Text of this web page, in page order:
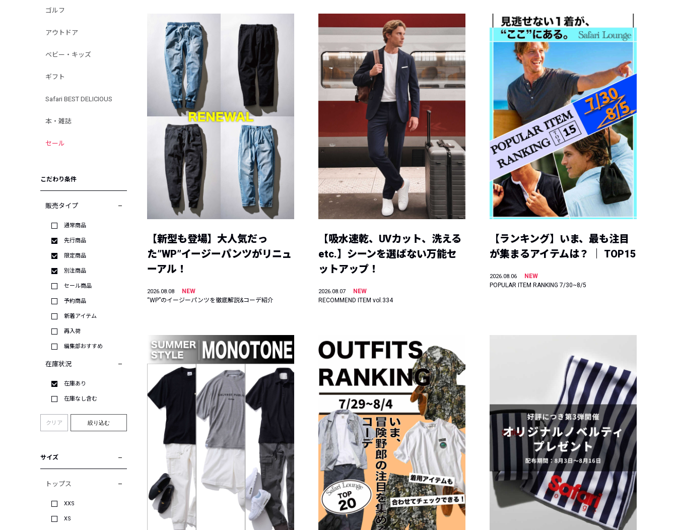
ゴルフ
アウトドア
ベビー・キッズ
ギフト
Safari BEST DELICIOUS
本・雑誌
セール
こだわり条件
販売タイプ
通常商品
先行商品
限定商品
別注商品
セール商品
予約商品
新着アイテム
再入荷
編集部おすすめ
在庫状況
在庫あり
在庫なし含む
クリア 絞り込む
サイズ
トップス
XXS
XS
【新型も登場】大人気だっ
た”WP”イージーパンツがリニュ
ーアル！
2026.08.08
NEW
“WP”のイージーパンツを徹底解説&コーデ紹介
【吸水速乾、UVカット、洗える
etc.】シーンを選ばない万能セ
ットアップ！
2026.08.07
NEW
RECOMMEND ITEM vol.334
【ランキング】いま、最も注目
が集まるアイテムは？ ｜ TOP15
2026.08.06
NEW
POPULAR ITEM RANKING 7/30~8/5